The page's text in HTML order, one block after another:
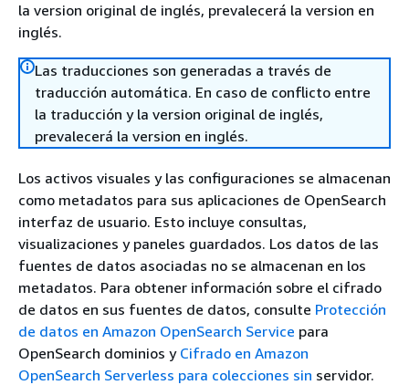
la version original de inglés, prevalecerá la version en
inglés.
Las traducciones son generadas a través de
traducción automática. En caso de conflicto entre
la traducción y la version original de inglés,
prevalecerá la version en inglés.
Los activos visuales y las configuraciones se almacenan
como metadatos para sus aplicaciones de OpenSearch
interfaz de usuario. Esto incluye consultas,
visualizaciones y paneles guardados. Los datos de las
fuentes de datos asociadas no se almacenan en los
metadatos. Para obtener información sobre el cifrado
de datos en sus fuentes de datos, consulte Protección
de datos en Amazon OpenSearch Service para
OpenSearch dominios y Cifrado en Amazon
OpenSearch Serverless para colecciones sin servidor.